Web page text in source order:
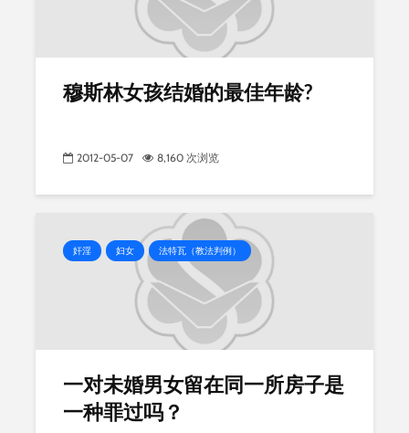
穆斯林女孩结婚的最佳年龄?
2012-05-07 8,160 次浏览
奸淫 妇女 法特瓦（教法判例）
一对未婚男女留在同一所房子是
一种罪过吗？